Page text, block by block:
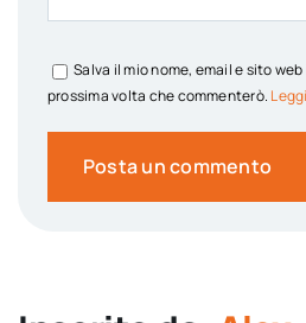
Salva il mio nome, email e sito
prossima volta che commenterò.